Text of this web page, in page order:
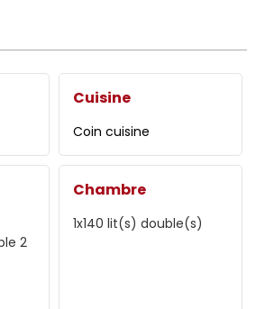
Cuisine
Coin cuisine
2
Chambre
1x140 lit(s) double(s)